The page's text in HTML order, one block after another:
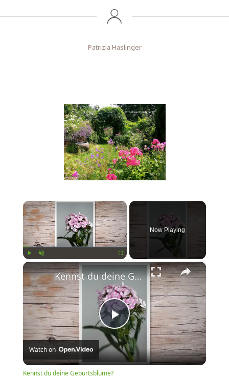
Patrizia Haslinger
×
Fullscreen
Now Playing
×
Play
Video
Kennst du deine Geburtsblume?
Watch on
Kennst du deine Geburtsblume?